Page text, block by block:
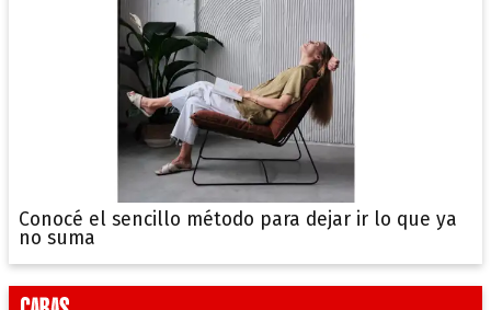
Conocé el sencillo método para dejar ir lo que ya
no suma